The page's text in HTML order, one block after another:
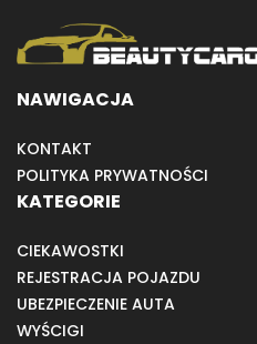
NAWIGACJA
KONTAKT
POLITYKA PRYWATNOŚCI
KATEGORIE
CIEKAWOSTKI
REJESTRACJA POJAZDU
UBEZPIECZENIE AUTA
WYŚCIGI